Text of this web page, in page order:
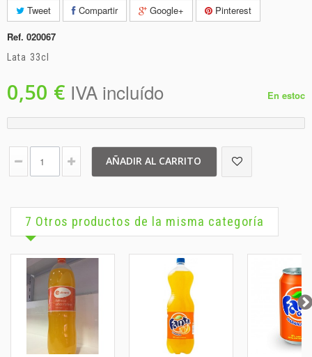
Tweet Compartir Google+
Pinterest
Ref. 020067
Lata 33cl
0,50 € IVA incluído En estoc
AÑADIR AL CARRITO
7 Otros productos de la misma categoría